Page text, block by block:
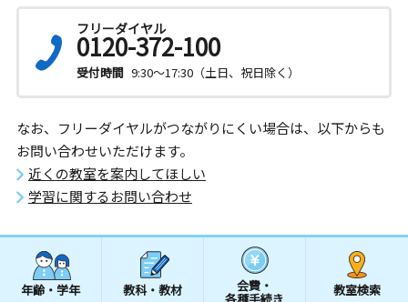
フリーダイヤル
0120-372-100
受付時間 9:30～17:30（土日、祝日除く）
なお、フリーダイヤルがつながりにくい場合は、以下からも
お問い合わせいただけます。
近くの教室を案内してほしい
学習に関するお問い合わせ
年齢・学年 教科・教材 会費・ 教室検索